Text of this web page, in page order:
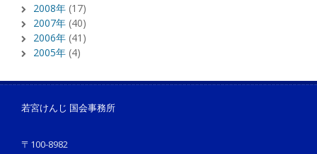
2008年 (17)
2007年 (40)
2006年 (41)
2005年 (4)
若宮けんじ 国会事務所
〒100-8982